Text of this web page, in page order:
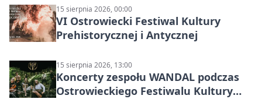
15 sierpnia 2026, 00:00
VI Ostrowiecki Festiwal Kultury
Prehistorycznej i Antycznej
15 sierpnia 2026, 13:00
Koncerty zespołu WANDAL podczas
Ostrowieckiego Festiwalu Kultury